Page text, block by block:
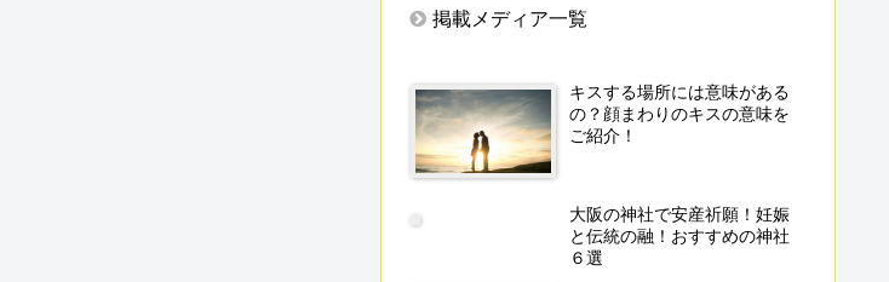
掲載メディア一覧
キスする場所には意味がある
の？顔まわりのキスの意味を
ご紹介！
大阪の神社で安産祈願！妊娠
と伝統の融！おすすめの神社
６選